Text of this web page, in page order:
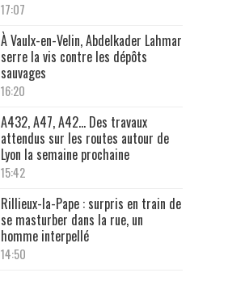
17:07
À Vaulx-en-Velin, Abdelkader Lahmar
serre la vis contre les dépôts
sauvages
16:20
A432, A47, A42… Des travaux
attendus sur les routes autour de
Lyon la semaine prochaine
15:42
Rillieux-la-Pape : surpris en train de
se masturber dans la rue, un
homme interpellé
14:50